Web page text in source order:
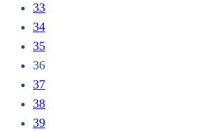
33
34
35
36
37
38
39